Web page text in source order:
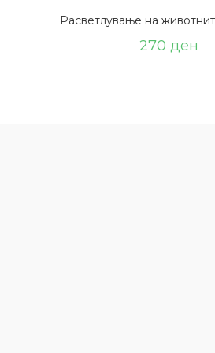
Расветлување на
270 ден